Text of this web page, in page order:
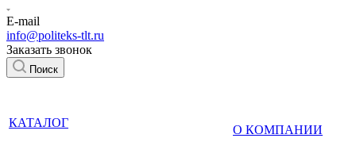
E-mail
info@politeks-tlt.ru
Заказать звонок
Поиск
КАТАЛОГ
О КОМПАНИИ